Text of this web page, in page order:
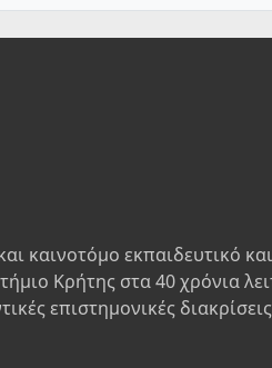
καινοτόμο εκπαιδευτικό
Κρήτης στα 40 χρόνια
επιστημονικές